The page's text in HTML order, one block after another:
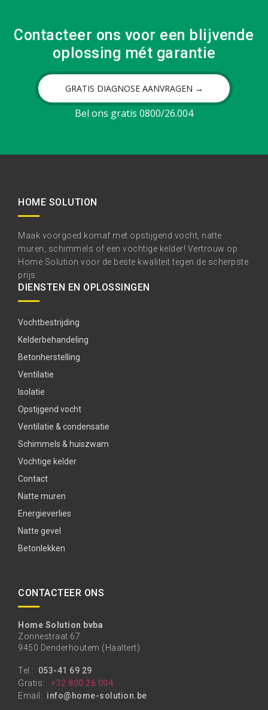
Contacteer ons voor een blijvende
oplossing mét garantie
GRATIS DIAGNOSE AANVRAGEN →
Bel ons gratis 0800/26.004
HOME SOLUTION
Maak voorgoed komaf met opstijgend vocht, natte
muren, schimmels of een vochtige kelder! Vertrouw op
Home Solution voor de beste kwaliteit tegen de scherpste
prijs.
DIENSTEN EN OPLOSSINGEN
Vochtbestrijding
Kelderbehandeling
Betonherstelling
Ventilatie
Isolatie
Opstijgend vocht
Ventilatie & condensatie
Schimmels & huiszwam
Vochtige kelder
Contact
Natte muren
Energieverlies
Natte gevel
Betonlekken
CONTACTEER ONS
Home Solution bvba
Zonnestraat 67
9450 Denderhoutem (Haaltert)
Tel.: 053-41 69 29
Gratis:
+32 800 26 004
Email: info@home-solution.be